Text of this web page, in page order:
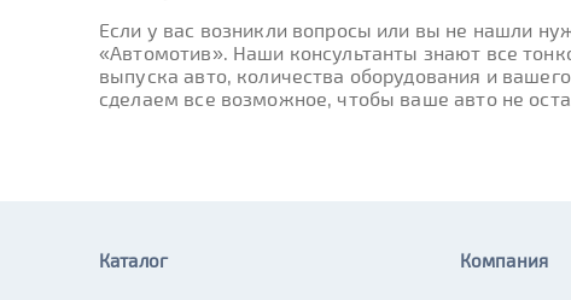
Если у вас возникли вопросы или вы не нашли
«Автомотив». Наши консультанты знают все
выпуска авто, количества оборудования и
сделаем все возможное, чтобы ваше авто не
Каталог Компания